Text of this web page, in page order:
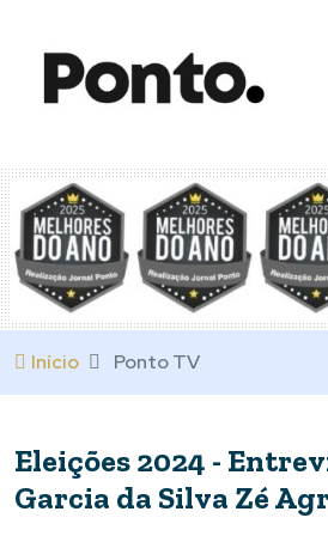
Início Ponto TV
Eleições 2024 -
Garcia da Silva Zé